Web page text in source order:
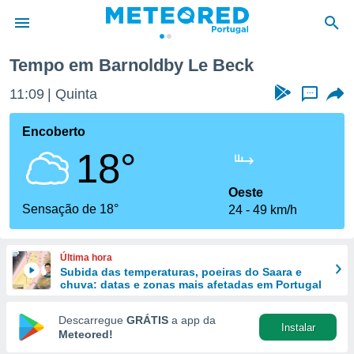
da
foi
fornecidas
a este
das
e
forma
digital
Tempo em Barnoldby Le Beck
11:09 Quinta ...
Encoberto
18°
Sensação de 18°
Oeste
24
49 km/h
Última hora
Subida das temperaturas, poeiras do Saara e
chuva: datas e zonas mais afetadas em Portugal
Descarregue GRÁTIS a app da
Meteored!
Instalar